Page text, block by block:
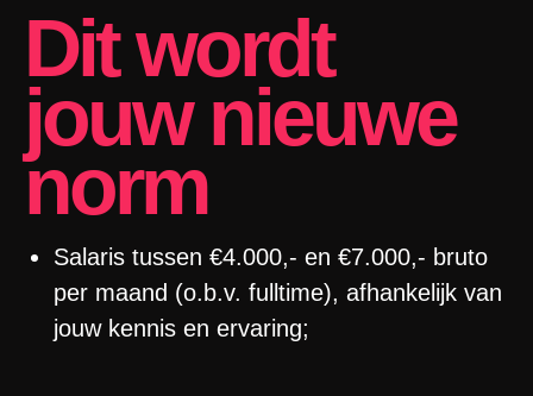
Dit wordt
jouw nieuwe
norm
Salaris tussen €4.000,- en €7.000,- bruto
per maand (o.b.v. fulltime), afhankelijk van
jouw kennis en ervaring;